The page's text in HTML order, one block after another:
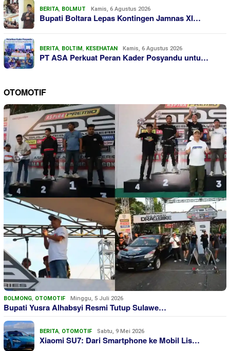
BERITA, BOLMUT Kamis, 6 Agustus 2026
Bupati Boltara Lepas Kontingen Jamnas XI…
BERITA, BOLTIM, KESEHATAN Kamis, 6 Agustus 2026
PT ASA Perkuat Peran Kader Posyandu untu…
OTOMOTIF
BOLMONG, OTOMOTIF Minggu, 5 Juli 2026
Bupati Yusra Alhabsyi Resmi Tutup Sulawe…
BERITA, OTOMOTIF Sabtu, 9 Mei 2026
Xiaomi SU7: Dari Smartphone ke Mobil Lis…